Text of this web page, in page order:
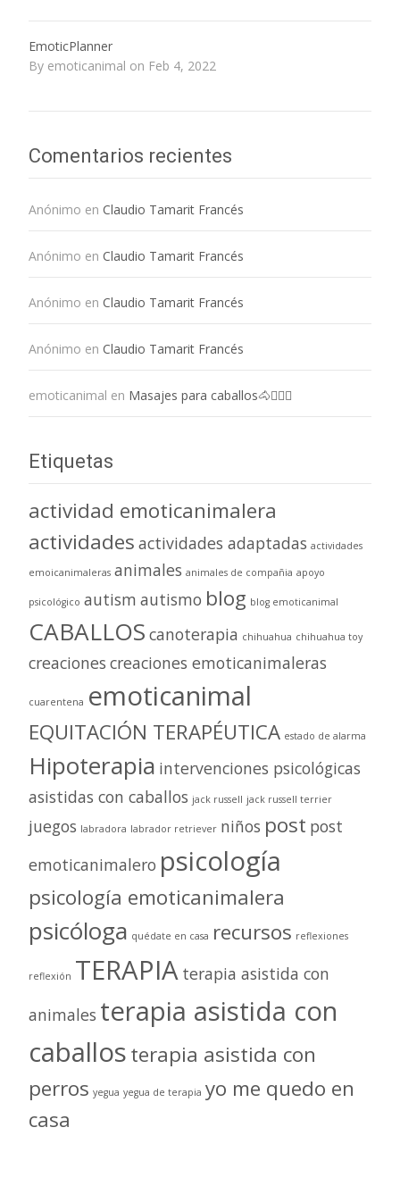
EmoticPlanner
By emoticanimal on Feb 4, 2022
Comentarios recientes
Anónimo en Claudio Tamarit Francés
Anónimo en Claudio Tamarit Francés
Anónimo en Claudio Tamarit Francés
Anónimo en Claudio Tamarit Francés
emoticanimal en Masajes para caballos🐴💆🏻‍♀️
Etiquetas
actividad emoticanimalera
actividades actividades adaptadas actividades
emoicanimaleras animales animales de compañia apoyo
psicológico autism autismo blog blog emoticanimal
CABALLOS canoterapia chihuahua chihuahua toy
creaciones creaciones emoticanimaleras
cuarentena emoticanimal
EQUITACIÓN TERAPÉUTICA estado de alarma
Hipoterapia intervenciones psicológicas
asistidas con caballos jack russell jack russell terrier
juegos labradora labrador retriever niños post post
emoticanimalero psicología
psicología emoticanimalera
psicóloga quédate en casa recursos reflexiones
reflexión TERAPIA terapia asistida con
animales terapia asistida con
caballosterapia asistida con
perros yegua yegua de terapia yo me quedo en
casa